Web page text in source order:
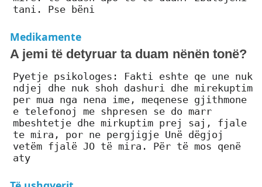
tani. Pse bëni
Medikamente
A jemi të detyruar ta duam nënën tonë?
Pyetje psikologes: Fakti eshte qe une nuk
ndjej dhe nuk shoh dashuri dhe mirekuptim
per mua nga nena ime, meqenese gjithmone
e telefonoj me shpresen se do marr
mbeshtetje dhe mirkuptim prej saj, fjale
te mira, por ne pergjigje Unë dëgjoj
vetëm fjalë JO të mira. Për të mos qenë
aty